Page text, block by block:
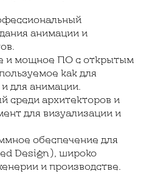
анимации и
и мощное ПО с открытым
как для
для анимации.
среди архитекторов и
для визуализации и
обеспечение для
Design), широко
и производстве.